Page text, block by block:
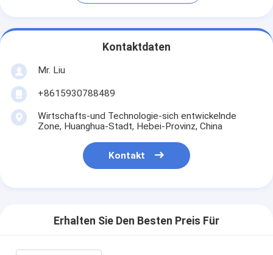
Kontaktdaten
Mr. Liu
+8615930788489
Wirtschafts-und Technologie-sich entwickelnde
Zone, Huanghua-Stadt, Hebei-Provinz, China
Kontakt
Erhalten Sie Den Besten Preis Für